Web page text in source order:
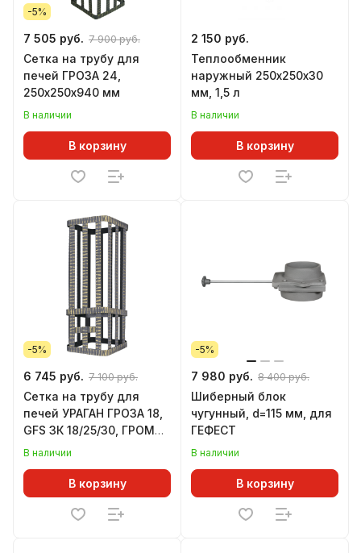
-5%
7 505 руб. 7 900 руб.
Сетка на трубу для
печей ГРОЗА 24,
250х250х940 мм
В наличии
В корзину
2 150 руб.
Теплообменник
наружный 250х250х30
мм, 1,5 л
В наличии
В корзину
-5%
6 745 руб. 7 100 руб.
Сетка на трубу для
печей УРАГАН ГРОЗА 18,
GFS ЗК 18/25/30, ГРОМ
30, 250х250х750 мм, под
В наличии
В корзину
-5%
7 980 руб. 8 400 руб.
Шиберный блок
чугунный, d=115 мм, для
ГЕФЕСТ
В наличии
В корзину